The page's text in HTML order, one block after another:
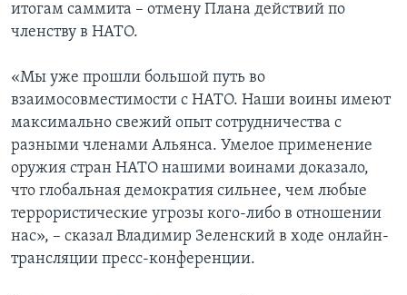
итогам саммита – отмену Плана действий по
членству в НАТО.
«Мы уже прошли большой путь во
взаимосовместимости с НАТО. Наши воины имеют
максимально свежий опыт сотрудничества с
разными членами Альянса. Умелое применение
оружия стран НАТО нашими воинами доказало,
что глобальная демократия сильнее, чем любые
террористические угрозы кого-либо в отношении
нас», – сказал Владимир Зеленский в ходе онлайн-
трансляции пресс-конференции.